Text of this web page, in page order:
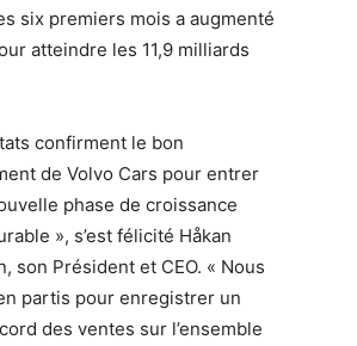
six premiers mois a augmenté
atteindre les 11,9 milliards
confirment le bon
de Volvo Cars pour entrer
phase de croissance
», s’est félicité Håkan
son Président et CEO. « Nous
partis pour enregistrer un
des ventes sur l’ensemble